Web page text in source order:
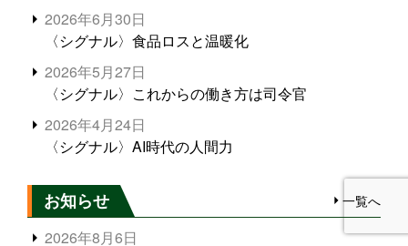
2026年6月30日
〈シグナル〉食品ロスと温暖化
2026年5月27日
〈シグナル〉これからの働き方は司令官
2026年4月24日
〈シグナル〉AI時代の人間力
お知らせ 一覧へ
2026年8月6日